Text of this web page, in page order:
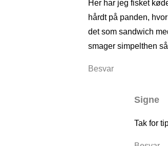
Her har jeg fisket
hårdt på panden,
det som sandwich
smager simpelthen
Besvar
Signe
Tak for